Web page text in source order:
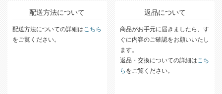
配送方法について 返品について
商品がお手元に届きましたら、す
ぐに内容のご確認をお願いいたし
ます。